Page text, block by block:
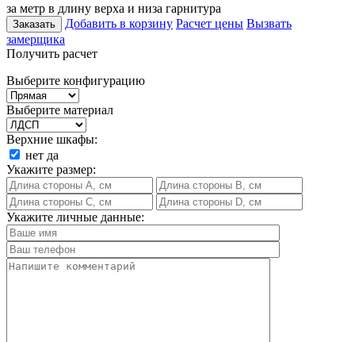
за метр в длину верха и низа гарнитура
Заказать Добавить в корзину Расчет цены Вызвать
замерщика
Получить расчет
Выберите конфигурацию
Выберите материал
Верхние шкафы:
нет да
Укажите размер:
Укажите личные данные: